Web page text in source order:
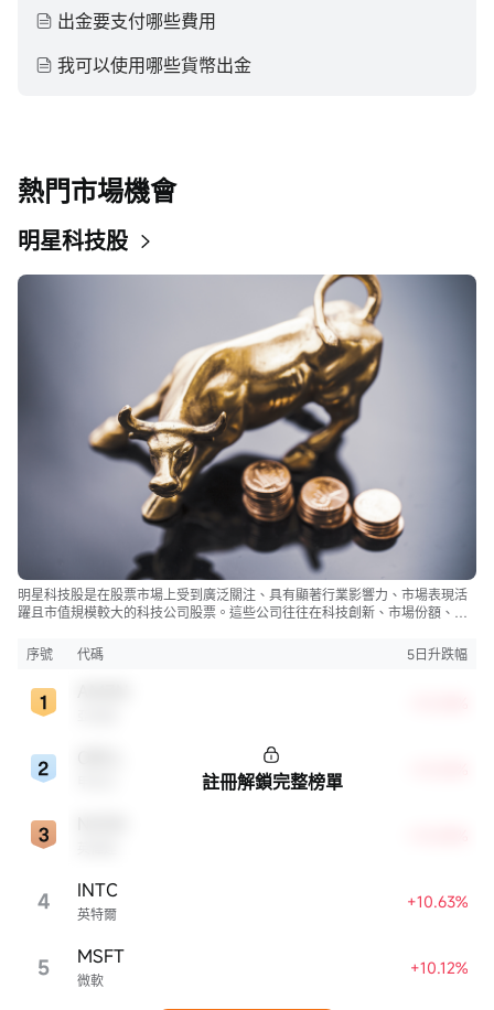
出金要支付哪些費用
我可以使用哪些貨幣出金
熱門市場機會
明星科技股
明星科技股是在股票市場上受到廣泛關注、具有顯著行業影響力、市場表現活
躍且市值規模較大的科技公司股票。這些公司往往在科技創新、市場份額、品
市，特別是科技行業板塊乃至全球經濟具有顯著影響。
序號 代碼 5日升跌幅
4 英特爾
INTC +10.63%
5 微軟
MSFT +10.12%
註冊解鎖完整榜單